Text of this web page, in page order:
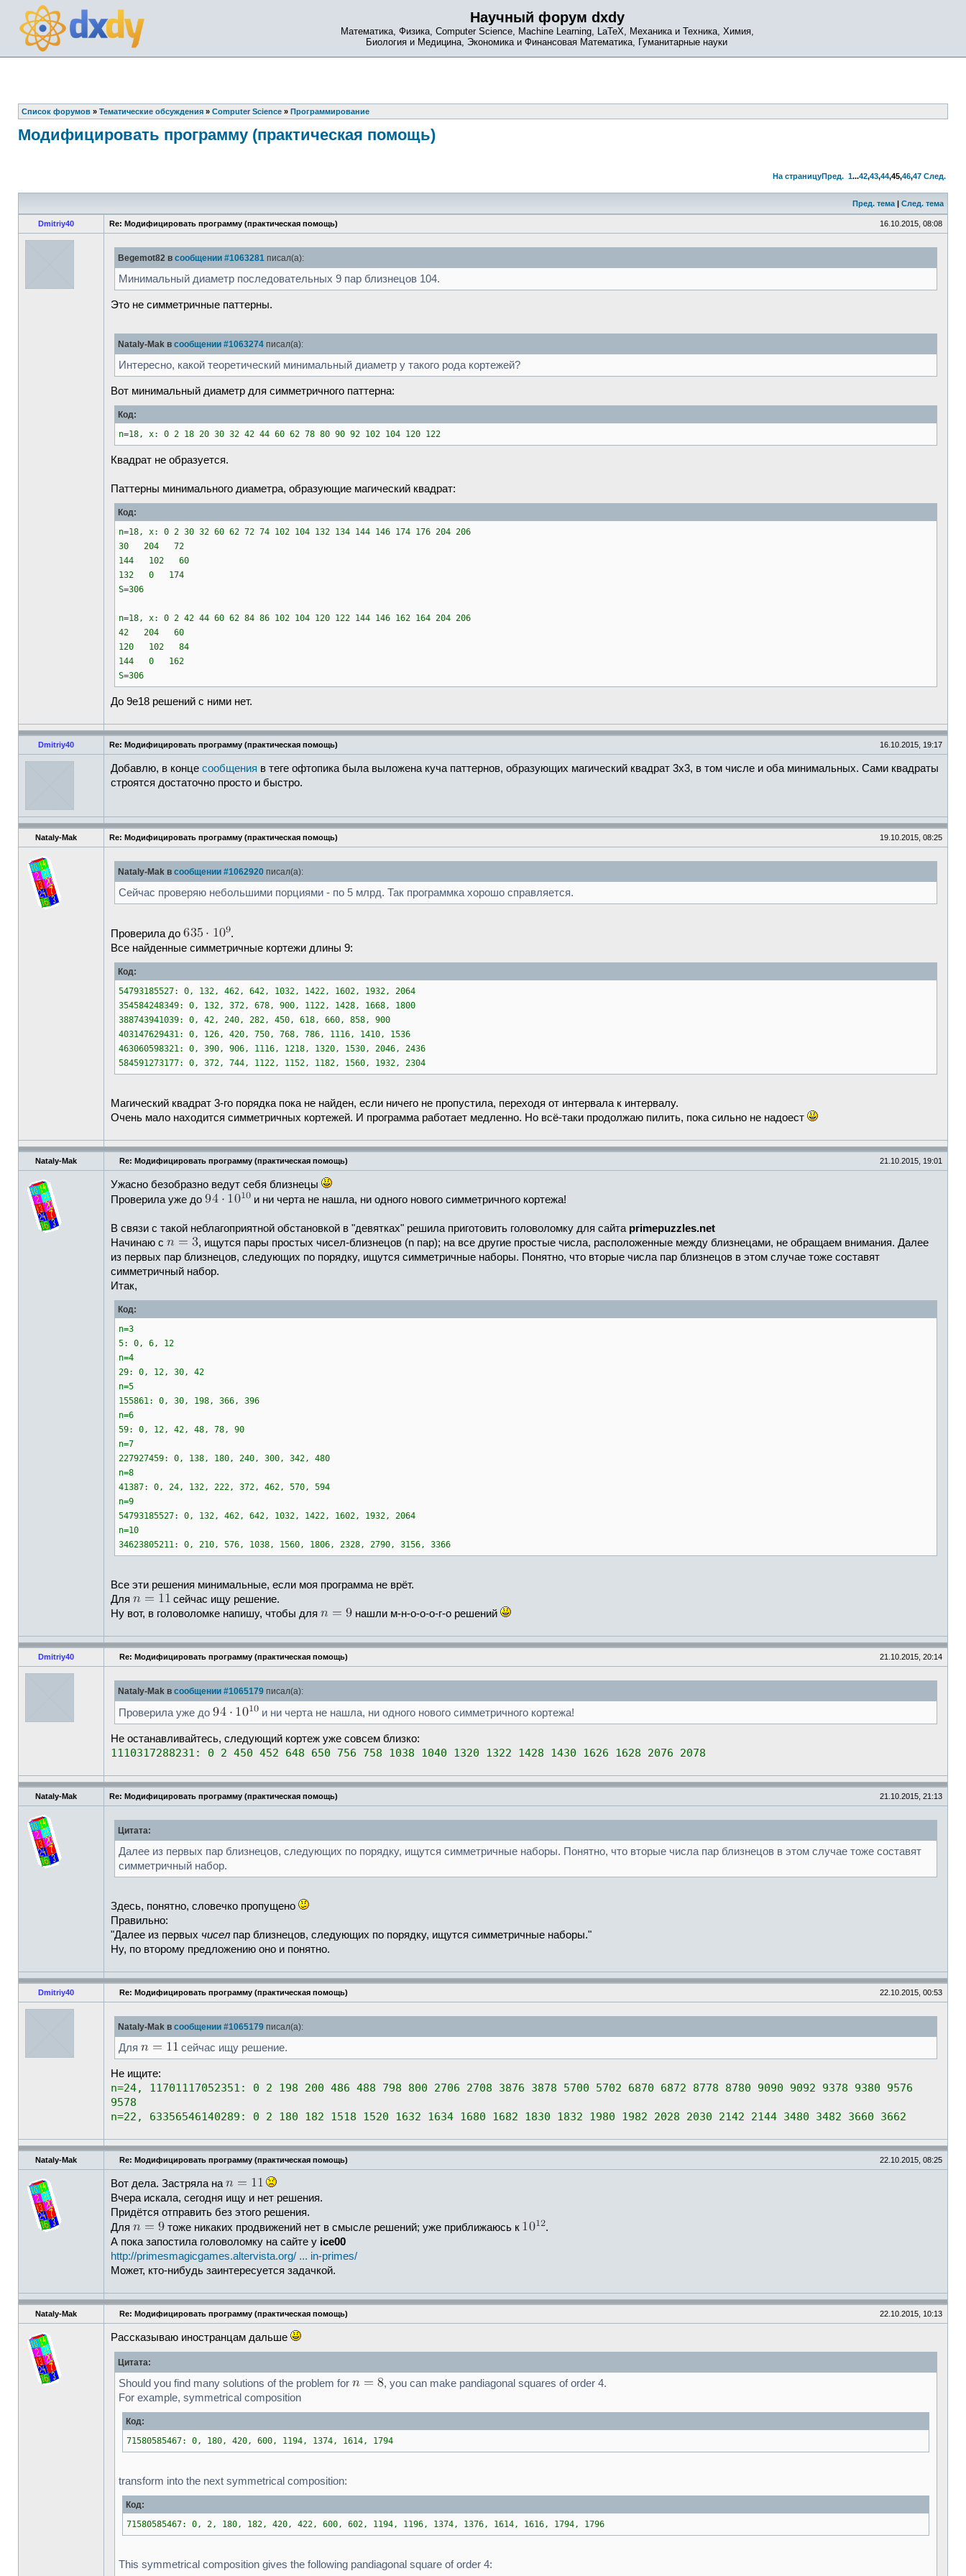
Научный форум dxdy
Математика, Физика, Computer Science, Machine Learning, LaTeX, Механика и Техника, Химия,
Биология и Медицина, Экономика и Финансовая Математика, Гуманитарные науки
Список форумов » Тематические обсуждения » Computer Science » Программирование
Модифицировать программу (практическая помощь)
На страницуПред. 1...42,43,44,45,46,47 След.
Пред. тема | След. тема
Dmitriy40 Re: Модифицировать программу (практическая помощь) 16.10.2015, 08:08
Begemot82 в сообщении #1063281 писал(а):
Минимальный диаметр последовательных 9 пар близнецов 104.
Это не симметричные паттерны.
Nataly-Mak в сообщении #1063274 писал(а):
Интересно, какой теоретический минимальный диаметр у такого рода кортежей?
Вот минимальный диаметр для симметричного паттерна:
Код:
n=18, x: 0 2 18 20 30 32 42 44 60 62 78 80 90 92 102 104 120 122
Квадрат не образуется.
Паттерны минимального диаметра, образующие магический квадрат:
Код:
n=18, x: 0 2 30 32 60 62 72 74 102 104 132 134 144 146 174 176 204 206
30 204 72
144 102 60
132 0 174
S=306
n=18, x: 0 2 42 44 60 62 84 86 102 104 120 122 144 146 162 164 204 206
42 204 60
120 102 84
144 0 162
S=306
До 9е18 решений с ними нет.
Dmitriy40 Re: Модифицировать программу (практическая помощь) 16.10.2015, 19:17
Добавлю, в конце сообщения в теге офтопика была выложена куча паттернов, образующих магический квадрат 3х3, в том числе и оба минимальных. Сами квадраты
строятся достаточно просто и быстро.
Nataly-Mak Re: Модифицировать программу (практическая помощь) 19.10.2015, 08:25
Nataly-Mak в сообщении #1062920 писал(а):
Сейчас проверяю небольшими порциями - по 5 млрд. Так программка хорошо справляется.
Проверила до
.
Все найденные симметричные кортежи длины 9:
Код:
54793185527: 0, 132, 462, 642, 1032, 1422, 1602, 1932, 2064
354584248349: 0, 132, 372, 678, 900, 1122, 1428, 1668, 1800
388743941039: 0, 42, 240, 282, 450, 618, 660, 858, 900
403147629431: 0, 126, 420, 750, 768, 786, 1116, 1410, 1536
463060598321: 0, 390, 906, 1116, 1218, 1320, 1530, 2046, 2436
584591273177: 0, 372, 744, 1122, 1152, 1182, 1560, 1932, 2304
Магический квадрат 3-го порядка пока не найден, если ничего не пропустила, переходя от интервала к интервалу.
Очень мало находится симметричных кортежей. И программа работает медленно. Но всё-таки продолжаю пилить, пока сильно не надоест
Nataly-Mak Re: Модифицировать программу (практическая помощь) 21.10.2015, 19:01
Ужасно безобразно ведут себя близнецы
Проверила уже до
и ни черта не нашла, ни одного нового симметричного кортежа!
В связи с такой неблагоприятной обстановкой в "девятках" решила приготовить головоломку для сайта primepuzzles.net
Начинаю с
, ищутся пары простых чисел-близнецов (n пар); на все другие простые числа, расположенные между близнецами, не обращаем внимания. Далее
из первых пар близнецов, следующих по порядку, ищутся симметричные наборы. Понятно, что вторые числа пар близнецов в этом случае тоже составят
симметричный набор.
Итак,
Код:
n=3
5: 0, 6, 12
n=4
29: 0, 12, 30, 42
n=5
155861: 0, 30, 198, 366, 396
n=6
59: 0, 12, 42, 48, 78, 90
n=7
227927459: 0, 138, 180, 240, 300, 342, 480
n=8
41387: 0, 24, 132, 222, 372, 462, 570, 594
n=9
54793185527: 0, 132, 462, 642, 1032, 1422, 1602, 1932, 2064
n=10
34623805211: 0, 210, 576, 1038, 1560, 1806, 2328, 2790, 3156, 3366
Все эти решения минимальные, если моя программа не врёт.
Для
сейчас ищу решение.
Ну вот, в головоломке напишу, чтобы для
нашли м-н-о-о-о-г-о решений
Dmitriy40 Re: Модифицировать программу (практическая помощь) 21.10.2015, 20:14
Nataly-Mak в сообщении #1065179 писал(а):
Проверила уже до и ни черта не нашла, ни одного нового симметричного кортежа!
Не останавливайтесь, следующий кортеж уже совсем близко:
1110317288231: 0 2 450 452 648 650 756 758 1038 1040 1320 1322 1428 1430 1626 1628 2076 2078
Nataly-Mak Re: Модифицировать программу (практическая помощь) 21.10.2015, 21:13
Цитата:
Далее из первых пар близнецов, следующих по порядку, ищутся симметричные наборы. Понятно, что вторые числа пар близнецов в этом случае тоже составят
симметричный набор.
Здесь, понятно, словечко пропущено
Правильно:
"Далее из первых чисел пар близнецов, следующих по порядку, ищутся симметричные наборы."
Ну, по второму предложению оно и понятно.
Dmitriy40 Re: Модифицировать программу (практическая помощь) 22.10.2015, 00:53
Nataly-Mak в сообщении #1065179 писал(а):
Для сейчас ищу решение.
Не ищите:
n=24, 11701117052351: 0 2 198 200 486 488 798 800 2706 2708 3876 3878 5700 5702 6870 6872 8778 8780 9090 9092 9378 9380 9576
9578
n=22, 63356546140289: 0 2 180 182 1518 1520 1632 1634 1680 1682 1830 1832 1980 1982 2028 2030 2142 2144 3480 3482 3660 3662
Nataly-Mak Re: Модифицировать программу (практическая помощь) 22.10.2015, 08:25
Вот дела. Застряла на
Вчера искала, сегодня ищу и нет решения.
Придётся отправить без этого решения.
Для
тоже никаких продвижений нет в смысле решений; уже приближаюсь к
.
А пока запостила головоломку на сайте у ice00
http://primesmagicgames.altervista.org/ ... in-primes/
Может, кто-нибудь заинтересуется задачкой.
Nataly-Mak Re: Модифицировать программу (практическая помощь) 22.10.2015, 10:13
Рассказываю иностранцам дальше
Цитата:
Should you find many solutions of the problem for
, you can make pandiagonal squares of order 4.
For example, symmetrical composition
Код:
71580585467: 0, 180, 420, 600, 1194, 1374, 1614, 1794
transform into the next symmetrical composition:
Код:
71580585467: 0, 2, 180, 182, 420, 422, 600, 602, 1194, 1196, 1374, 1376, 1614, 1616, 1794, 1796
This symmetrical composition gives the following pandiagonal square of order 4: